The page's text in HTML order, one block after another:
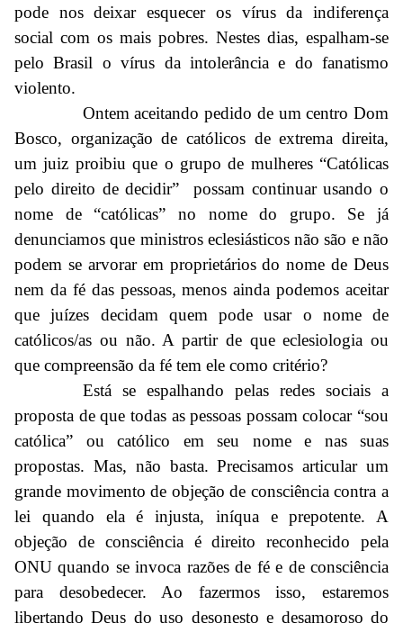
pode nos deixar esquecer os vírus da indiferença
social com os mais pobres. Nestes dias, espalham-se
pelo Brasil o vírus da intolerância e do fanatismo
violento.
Ontem aceitando pedido de um centro Dom
Bosco, organização de católicos de extrema direita,
um juiz proibiu que o grupo de mulheres “Católicas
pelo direito de decidir” possam continuar usando o
nome de “católicas” no nome do grupo. Se já
denunciamos que ministros eclesiásticos não são e não
podem se arvorar em proprietários do nome de Deus
nem da fé das pessoas, menos ainda podemos aceitar
que juízes decidam quem pode usar o nome de
católicos/as ou não. A partir de que eclesiologia ou
que compreensão da fé tem ele como critério?
Está se espalhando pelas redes sociais a
proposta de que todas as pessoas possam colocar “sou
católica” ou católico em seu nome e nas suas
propostas. Mas, não basta. Precisamos articular um
grande movimento de objeção de consciência contra a
lei quando ela é injusta, iníqua e prepotente. A
objeção de consciência é direito reconhecido pela
ONU quando se invoca razões de fé e de consciência
para desobedecer. Ao fazermos isso, estaremos
libertando Deus do uso desonesto e desamoroso do